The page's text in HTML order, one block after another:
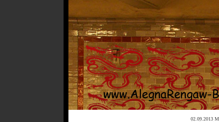
02.09.2013